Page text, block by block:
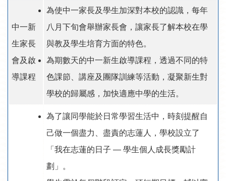
中一新
生家長
會及啟
導課程
為使中一家長及學生加深對本校的認識，每年
八月下旬會舉辦家長會，讓家長了解本校在學
與教及學生培育方面的特色。
為期數天的中一新生啟導課程，透過不同的特
色課節、講座及團隊訓練等活動，凝聚新生對
學校的歸屬感，加快適應中學的生活。
為了讓同學能於日常學習生活中，時刻提醒自
己做一個盡力、盡責的志蓮人，學校設立了
「我在志蓮的日子 — 學生個人成長獎勵計
劃」。